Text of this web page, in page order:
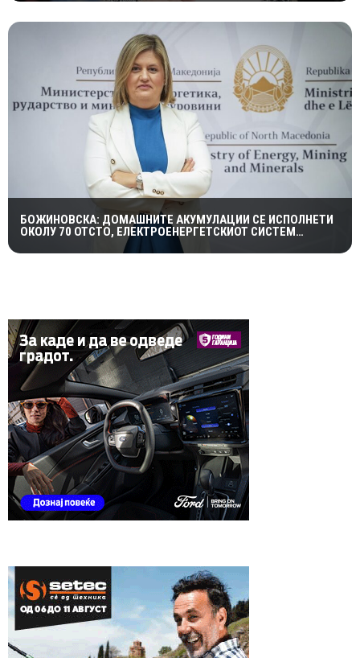
БОЖИНОВСКА: ДОМАШНИТЕ АКУМУЛАЦИИ СЕ ИСПОЛНЕТИ
ОКОЛУ 70 ОТСТО, ЕЛЕКТРОЕНЕРГЕТСКИОТ СИСТЕМ
ОСТАНУВА СТАБИЛЕН